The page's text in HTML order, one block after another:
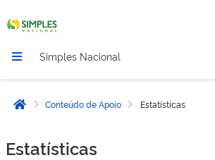
Simples Nacional
Página inicial
Conteúdo de Apoio Estatísticas
Estatísticas